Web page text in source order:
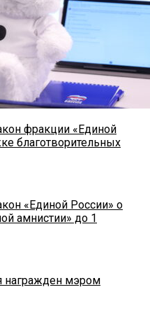
фракции «Единой
благотворительных
«Единой России» о
амнистии» до 1
награжден мэром